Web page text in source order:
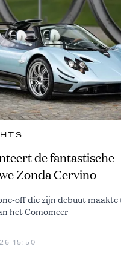
de fantastische
Zonda Cervino
off die zijn debuut
het Comomeer
15:50